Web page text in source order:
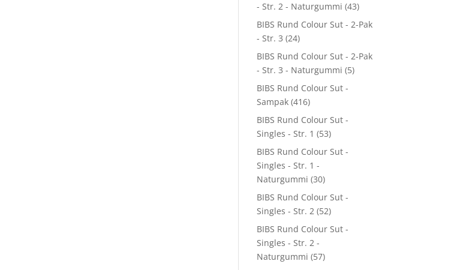
- Str. 2 - Naturgummi (43)
BIBS Rund Colour Sut - 2-Pak
- Str. 3 (24)
BIBS Rund Colour Sut - 2-Pak
- Str. 3 - Naturgummi (5)
BIBS Rund Colour Sut -
Sampak (416)
BIBS Rund Colour Sut -
Singles - Str. 1 (53)
BIBS Rund Colour Sut -
Singles - Str. 1 -
Naturgummi (30)
BIBS Rund Colour Sut -
Singles - Str. 2 (52)
BIBS Rund Colour Sut -
Singles - Str. 2 -
Naturgummi (57)